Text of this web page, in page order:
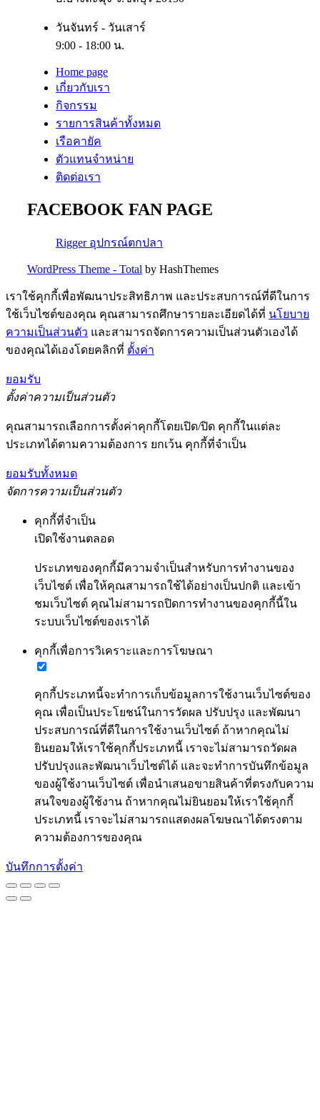
วันจันทร์ - วันเสาร์
9:00 - 18:00 น.
Home page
เกี่ยวกับเรา
กิจกรรม
รายการสินค้าทั้งหมด
เรือคายัค
ตัวแทนจำหน่าย
ติดต่อเรา
FACEBOOK FAN PAGE
Rigger อุปกรณ์ตกปลา
WordPress Theme - Total by HashThemes
เราใช้คุกกี้เพื่อพัฒนาประสิทธิภาพ และประสบการณ์ที่ดีในการ
ใช้เว็บไซต์ของคุณ คุณสามารถศึกษารายละเอียดได้ที่ นโยบาย
ความเป็นส่วนตัว และสามารถจัดการความเป็นส่วนตัวเองได้
ของคุณได้เองโดยคลิกที่ ตั้งค่า
ยอมรับ
ตั้งค่าความเป็นส่วนตัว
คุณสามารถเลือกการตั้งค่าคุกกี้โดยเปิด/ปิด คุกกี้ในแต่ละ
ประเภทได้ตามความต้องการ ยกเว้น คุกกี้ที่จำเป็น
ยอมรับทั้งหมด
จัดการความเป็นส่วนตัว
คุกกี้ที่จำเป็น
เปิดใช้งานตลอด
ประเภทของคุกกี้มีความจำเป็นสำหรับการทำงานของ
เว็บไซต์ เพื่อให้คุณสามารถใช้ได้อย่างเป็นปกติ และเข้า
ชมเว็บไซต์ คุณไม่สามารถปิดการทำงานของคุกกี้นี้ใน
ระบบเว็บไซต์ของเราได้
คุกกี้เพื่อการวิเคราะและการโฆษณา
คุกกี้ประเภทนี้จะทำการเก็บข้อมูลการใช้งานเว็บไซต์ของ
คุณ เพื่อเป็นประโยชน์ในการวัดผล ปรับปรุง และพัฒนา
ประสบการณ์ที่ดีในการใช้งานเว็บไซต์ ถ้าหากคุณไม่
ยินยอมให้เราใช้คุกกี้ประเภทนี้ เราจะไม่สามารถวัดผล
ปรับปรุงและพัฒนาเว็บไซต์ได้ และจะทำการบันทึกข้อมูล
ของผู้ใช้งานเว็บไซต์ เพื่อนำเสนอขายสินค้าที่ตรงกับความ
สนใจของผู้ใช้งาน ถ้าหากคุณไม่ยินยอมให้เราใช้คุกกี้
ประเภทนี้ เราจะไม่สามารถแสดงผลโฆษณาได้ตรงตาม
ความต้องการของคุณ
บันทึกการตั้งค่า